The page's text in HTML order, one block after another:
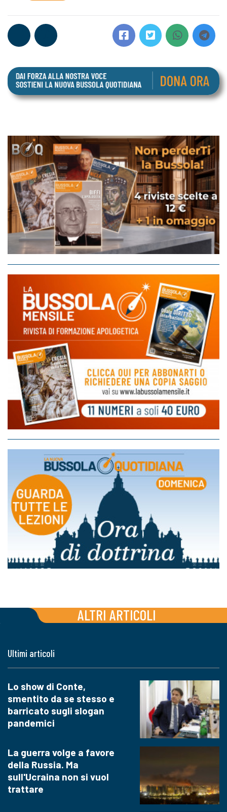
ALTRI ARTICOLI
Ultimi articoli
Lo show di Conte,
smentito da se stesso e
barricato sugli slogan
pandemici
La guerra volge a favore
della Russia. Ma
sull'Ucraina non si vuol
trattare